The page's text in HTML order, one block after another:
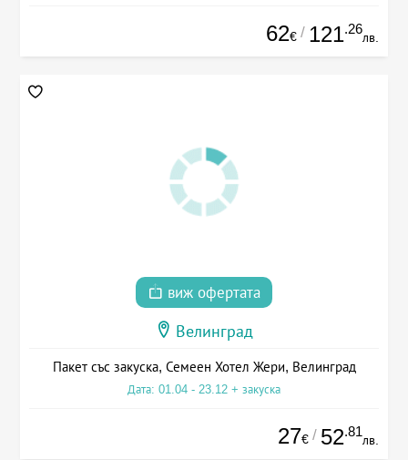
62€ / 121.26
лв.
виж офертата
Велинград
Пакет със закуска, Семеен Хотел Жери, Велинград
Дата: 01.04 - 23.12 + закуска
27€ / 52.81
лв.